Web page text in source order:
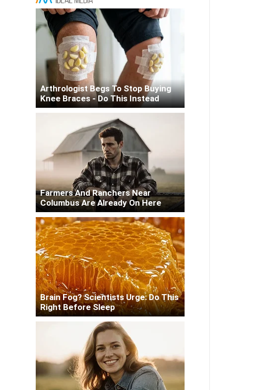
Arthrologist Begs To Stop Buying
Knee Braces - Do This Instead
Farmers And Ranchers Near
Columbus Are Already On Here
Brain Fog? Scientists Urge: Do This
Right Before Sleep